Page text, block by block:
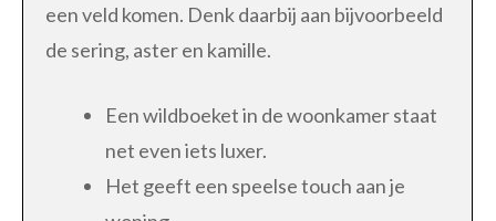
een veld komen. Denk daarbij aan bijvoorbeeld
de sering, aster en kamille.
Een wildboeket in de woonkamer staat
net even iets luxer.
Het geeft een speelse touch aan je